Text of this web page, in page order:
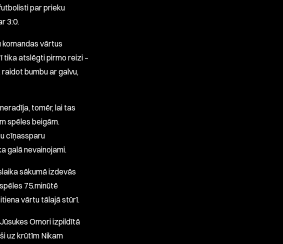
par prieku
3:0.
komandas vārtus
tika atslēgti pirmo reizi –
bumbu ar galvu,
tomēr, lai tas
spēles beigām.
cīņassparu
galā nevainojami.
sākumā izdevās
75.minūtē
vārtu tālajā stūrī.
Omori izpildītā
uz krūtīm Nikam